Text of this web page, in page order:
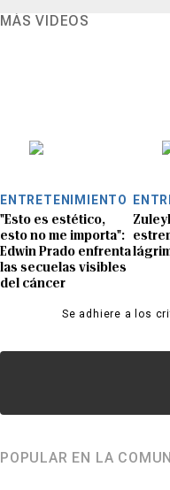
MÁS VIDEOS
ENTRETENIMIENTO
"Esto es estético,
esto no me importa":
Edwin Prado enfrenta
las secuelas visibles
del cáncer
Se adhiere a los
POPULAR EN LA